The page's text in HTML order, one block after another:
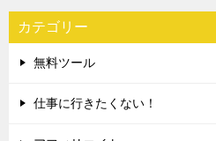
カテゴリー
無料ツール
仕事に行きたくない！